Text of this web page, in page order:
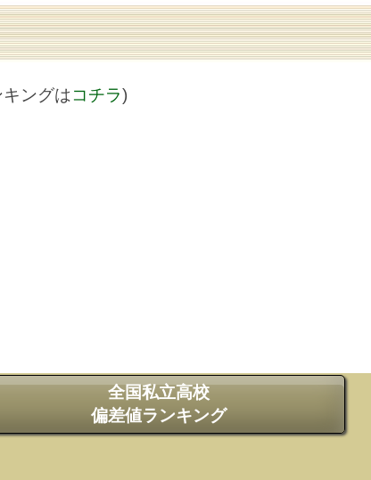
ングはコチラ)
全国私立高校
偏差値ランキング